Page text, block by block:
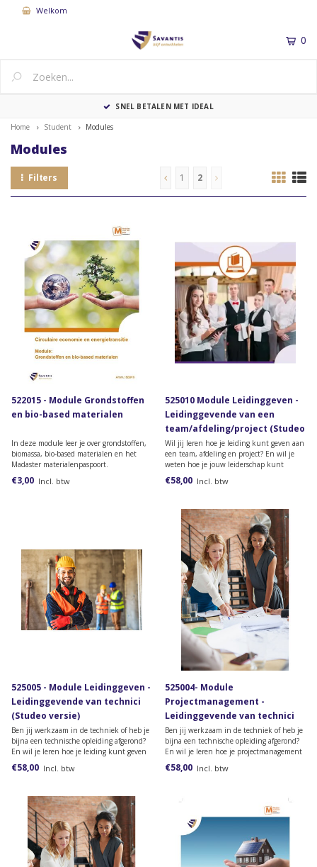
Welkom
0
SNEL BETALEN MET IDEAL
Home Student Modules
Modules
Filters 1 2
522015 - Module Grondstoffen
en bio-based materialen
In deze module leer je over grondstoffen,
biomassa, bio-based materialen en het
Madaster materialenpaspoort.
€3,00 Incl. btw
525010 Module Leidinggeven -
Leidinggevende van een
team/afdeling/project (Studeo
versie)
Wil jij leren hoe je leiding kunt geven aan
een team, afdeling en project? En wil je
weten hoe je jouw leiderschap kunt
vormgeven? Bestel dan deze online
module van het lesmateriaal van de
team/afdeling /project.
€58,00 Incl. btw
525005 - Module Leidinggeven -
Leidinggevende van technici
(Studeo versie)
Ben jij werkzaam in de techniek of heb je
bijna een technische opleiding afgerond?
En wil je leren hoe je leiding kunt geven
aan een team binnen een technisch
bedrijf? Bestel dan deze module van de
€58,00 Incl. btw
525004- Module
Projectmanagement -
Leidinggevende van technici
(Studeo versie)
Ben jij werkzaam in de techniek of heb je
bijna een technische opleiding afgerond?
En wil je leren hoe je projectmanagement
toepast binnen een technisch bedrijf?
Bestel dan deze online module van de
€58,00 Incl. btw